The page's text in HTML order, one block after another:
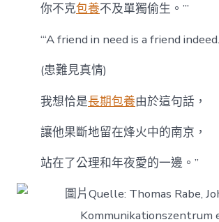
你不克包養不及單獨偷生。’”
“‘A friend in need is a friend
(患難見真情)
我想恰是長期包養由於這句話，
讓他果斷地留在烽火中的南京，
站在了公理和年夜愛的一邊。”